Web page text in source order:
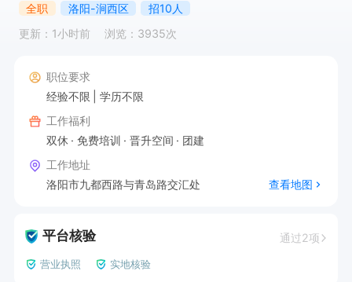
全职 洛阳-涧西区
招10人
更新：1小时前
浏览：3935次
职位要求
经验不限
学历不限
工作福利
双休
免费培训 晋升空间
团建
工作地址
洛阳市九都西路与青岛路交汇处
查看地图
平台核验 通过2项
营业执照 实地核验